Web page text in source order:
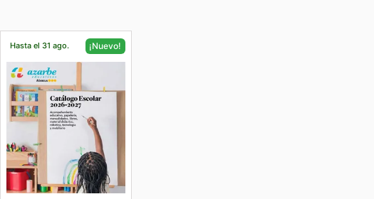
Hasta el 31 ago. ¡Nuevo!